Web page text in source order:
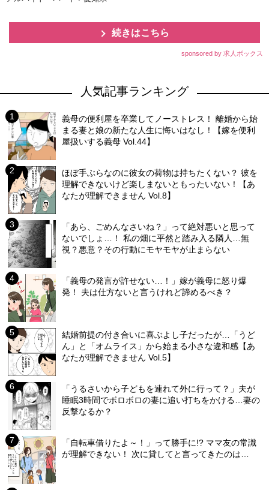
続きはこちら
sponsored by 求人ボックス
人気記事ランキング
義母の便利屋を卒業してノーストレス！ 離婚から始
まる妻と娘の新たな人生に悔いはなし！【嫁を便利
屋扱いする義母 Vol.44】
ほぼ手ぶらなのに彼女の荷物は持ちたくない？ 彼を
理解できないけど楽しまないともったいない！【あ
なたが理解できません Vol.8】
「あら、ごめんなさいね？」って絶対悪いと思って
ないでしょ…！ 私の畑に平然と踏み入る隣人…無
視？悪意？その行動にモヤモヤが止まらない
「義母の発言が許せない…！」嫁が義母に怒り爆
発！ 夫は仕方ないと言うけれど諦めるべき？
結婚前提の付き合いに喜ぶよし子だったが…「うど
ん」と「オムライス」から始まる小さな違和感【あ
なたが理解できません Vol.5】
「うるさいから子どもを連れて外に行って？」夫が
睡眠3時間でボロボロの妻に追い打ちをかける…妻の
反撃なるか？
「自転車借りたよ～！」って勝手に!? ママ友の常識
が理解できない！ 次に貸してと言ってきたのは…